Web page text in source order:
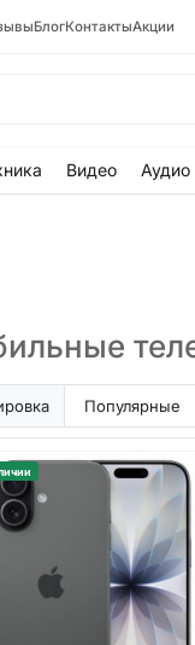
БлогКонтактыАкции
Видео Аудио